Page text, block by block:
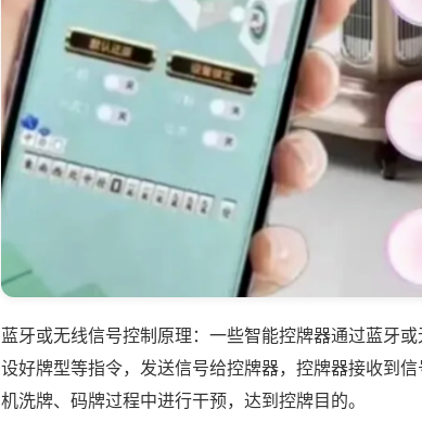
蓝牙或无线信号控制原理：一些智能控牌器通过蓝牙
设好牌型等指令，发送信号给控牌器，控牌器接收到
机洗牌、码牌过程中进行干预，达到控牌目的。